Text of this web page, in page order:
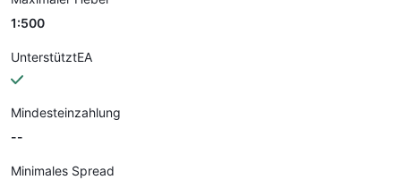
1:500
UnterstütztEA
Mindesteinzahlung
--
Minimales Spread